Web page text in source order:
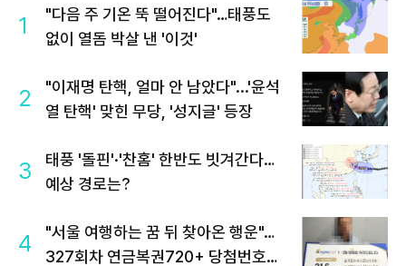
1
"다음 주 기온 뚝 떨어진다"…태풍도
없이 열돔 박살 낸 '이것'
2
"이재명 탄핵, 얼마 안 남았다"...'윤석
열 탄핵' 맞힌 무당, '성지글' 등장
3
태풍 '돌핀'·'찬홈' 한반도 빗겨간다…
예상 경로는?
4
"서울 여행하는 꿈 뒤 찾아온 행운"…
327회차 연금복권720+ 당첨번호조